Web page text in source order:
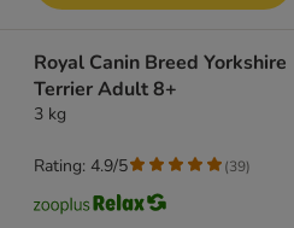
Royal Canin Breed Yorkshire
Terrier Adult 8+
3 kg
Rating: 4.9/5 (39)